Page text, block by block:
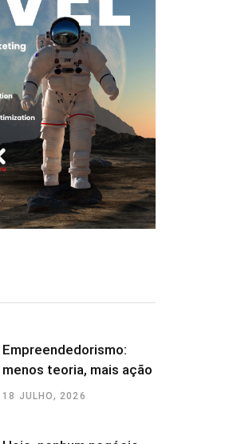
Empreendedorismo:
menos teoria, mais ação
18 JULHO, 2026